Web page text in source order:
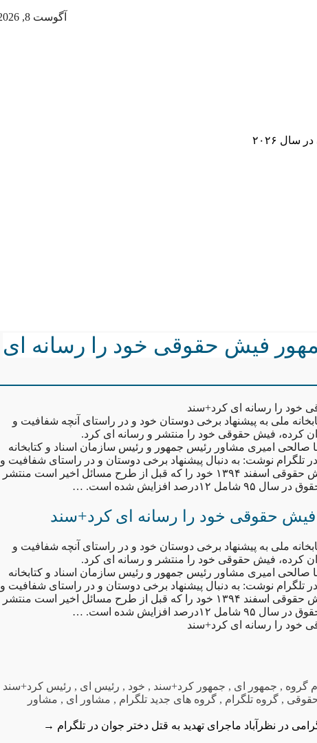
آگوست 8, 2026
۲۰۲۶
فیش حقوقی خود را رسانه ای
خود را رسانه ای کرد+سند
ملی به پیشنهاد برخی دوستان خود و در راستای آنچه شفافیت و
کرده، فیش حقوقی خود را منتشر و رسانه ای کرد.
امیری مشاور رئیس جمهور و رئیس سازمان اسناد و کتابخانه
تلگرام نوشت: به دنبال پیشنهاد برخی دوستان و در راستای شفافیت و
پاسخگویی به افکار عمومی، فیش حقوقی اسفند ۱۳۹۴ خود را که قبل از طرح مسائل اخیر است منتشر
افزایش شده است. …
حقوقی خود را رسانه ای کرد+سند
ملی به پیشنهاد برخی دوستان خود و در راستای آنچه شفافیت و
کرده، فیش حقوقی خود را منتشر و رسانه ای کرد.
امیری مشاور رئیس جمهور و رئیس سازمان اسناد و کتابخانه
تلگرام نوشت: به دنبال پیشنهاد برخی دوستان و در راستای شفافیت و
پاسخگویی به افکار عمومی، فیش حقوقی اسفند ۱۳۹۴ خود را که قبل از طرح مسائل اخیر است منتشر
افزایش شده است. …
خود را رسانه ای کرد+سند
گروه , جمهور ای , جمهور کرد+سند , خود , رئیس ای , رئیس کرد+سند
, گروه تلگرام , گروه های جدید تلگرام , مشاور ای , مشاور
در نظرآباد ماجرای تهدید به قتل دختر جوان در تلگرام →